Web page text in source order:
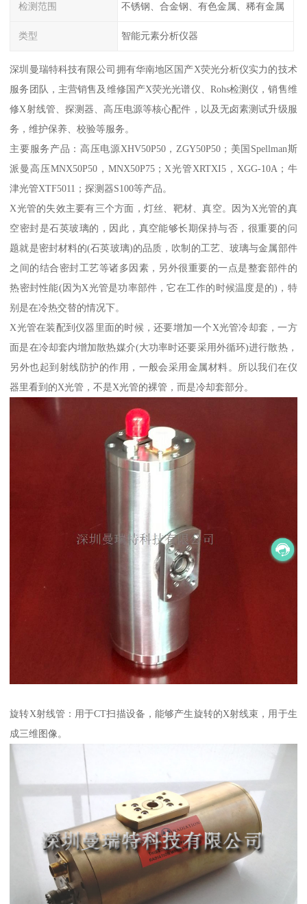
检测范围 不锈钢、合金钢、有色金属、稀有金属
类型 智能元素分析仪器
深圳曼瑞特科技有限公司拥有华南地区国产X荧光分析仪实力的技术
服务团队，主营销售及维修国产X荧光光谱仪、Rohs检测仪，销售维
修X射线管、探测器、高压电源等核心配件，以及无卤素测试升级服
务，维护保养、校验等服务。
主要服务产品：高压电源XHV50P50，ZGY50P50；美国Spellman斯
派曼高压MNX50P50，MNX50P75；X光管XRTXI5，XGG-10A；牛
津光管XTF5011；探测器S100等产品。
X光管的失效主要有三个方面，灯丝、靶材、真空。因为X光管的真
空密封是石英玻璃的，因此，真空能够长期保持与否，很重要的问
题就是密封材料的(石英玻璃)的品质，吹制的工艺、玻璃与金属部件
之间的结合密封工艺等诸多因素，另外很重要的一点是整套部件的
热密封性能(因为X光管是功率部件，它在工作的时候温度是的)，特
别是在冷热交替的情况下。
X光管在装配到仪器里面的时候，还要增加一个X光管冷却套，一方
面是在冷却套内增加散热媒介(大功率时还要采用外循环)进行散热，
另外也起到射线防护的作用，一般会采用金属材料。所以我们在仪
器里看到的X光管，不是X光管的裸管，而是冷却套部分。
旋转X射线管：用于CT扫描设备，能够产生旋转的X射线束，用于生
成三维图像。